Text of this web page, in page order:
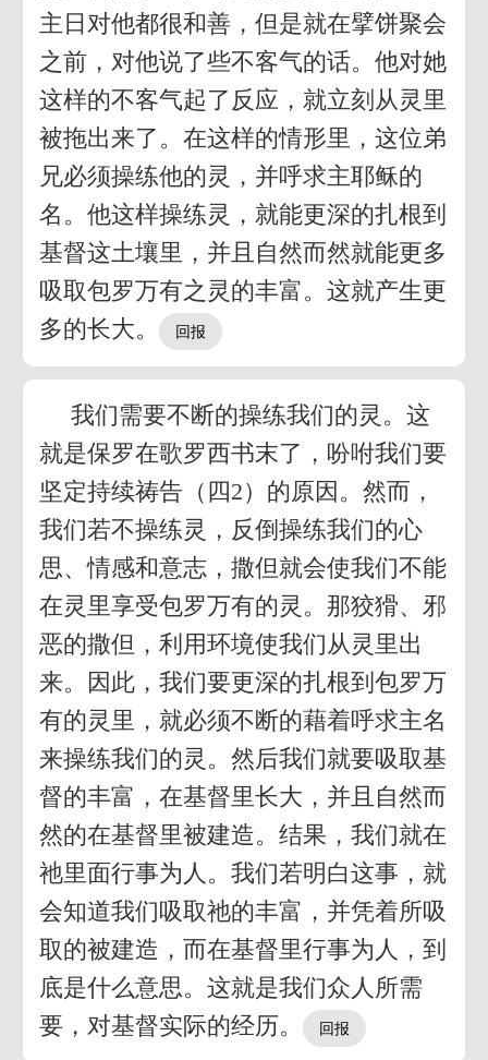
主日对他都很和善，但是就在擘饼聚会
之前，对他说了些不客气的话。他对她
这样的不客气起了反应，就立刻从灵里
被拖出来了。在这样的情形里，这位弟
兄必须操练他的灵，并呼求主耶稣的
名。他这样操练灵，就能更深的扎根到
基督这土壤里，并且自然而然就能更多
吸取包罗万有之灵的丰富。这就产生更
多的长大。
我们需要不断的操练我们的灵。这
就是保罗在歌罗西书末了，吩咐我们要
坚定持续祷告（四2）的原因。然而，
我们若不操练灵，反倒操练我们的心
思、情感和意志，撒但就会使我们不能
在灵里享受包罗万有的灵。那狡猾、邪
恶的撒但，利用环境使我们从灵里出
来。因此，我们要更深的扎根到包罗万
有的灵里，就必须不断的藉着呼求主名
来操练我们的灵。然后我们就要吸取基
督的丰富，在基督里长大，并且自然而
然的在基督里被建造。结果，我们就在
祂里面行事为人。我们若明白这事，就
会知道我们吸取祂的丰富，并凭着所吸
取的被建造，而在基督里行事为人，到
底是什么意思。这就是我们众人所需
要，对基督实际的经历。